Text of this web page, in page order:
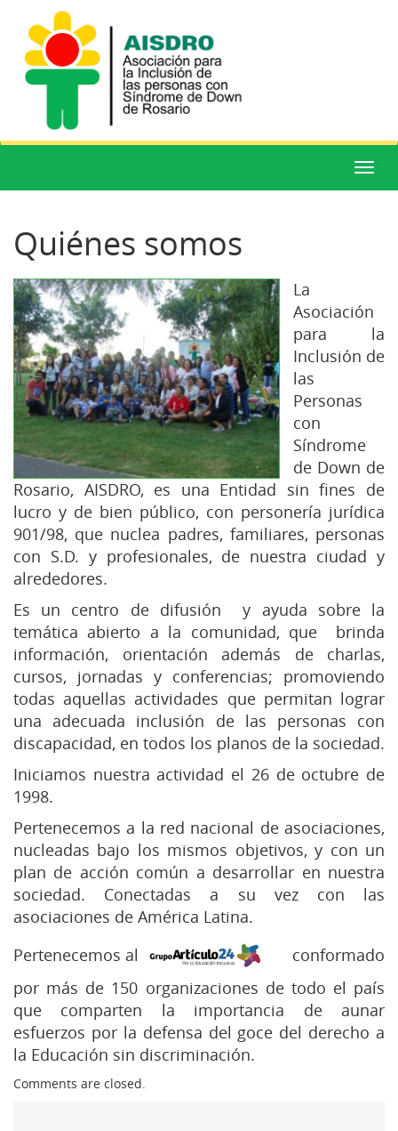
Menú
Quiénes somos
La
Asociación
para la
Inclusión de
las
Personas
con
Síndrome
de Down de
Rosario, AISDRO, es una Entidad sin fines de
lucro y de bien público, con personería jurídica
901/98, que nuclea padres, familiares, personas
con S.D. y profesionales, de nuestra ciudad y
alrededores.
Es un centro de difusión y ayuda sobre la
temática abierto a la comunidad, que brinda
información, orientación además de charlas,
cursos, jornadas y conferencias; promoviendo
todas aquellas actividades que permitan lograr
una adecuada inclusión de las personas con
discapacidad, en todos los planos de la sociedad.
Iniciamos nuestra actividad el 26 de octubre de
1998.
Pertenecemos a la red nacional de asociaciones,
nucleadas bajo los mismos objetivos, y con un
plan de acción común a desarrollar en nuestra
sociedad. Conectadas a su vez con las
asociaciones de América Latina.
Pertenecemos al
conformado
por más de 150 organizaciones de todo el país
que comparten la importancia de aunar
esfuerzos por la defensa del goce del derecho a
la Educación sin discriminación.
Comments are closed.